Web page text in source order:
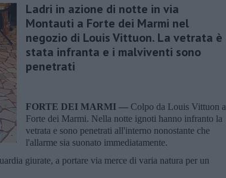
Ladri in azione di notte in via
Montauti a Forte dei Marmi nel
negozio di Louis Vittuon. La vetrata è
stata infranta e i malviventi sono
penetrati
FORTE DEI MARMI — Colpo da Louis Vittuon a
Forte dei Marmi. Nella notte ignoti hanno infranto la
vetrata e sono penetrati all'interno nonostante che
l'allarme sia suonato immediatamente.
giurate, a portare via merce di varia natura per un